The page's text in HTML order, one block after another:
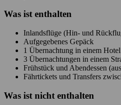
Was ist enthalten
Inlandsflüge (Hin- und
Aufgegebenes Gepäck
1 Übernachtung in einem Hotel
3 Übernachtungen in einem
Frühstück und Abendessen
Fährtickets und Transfers
Was ist nicht enthalten